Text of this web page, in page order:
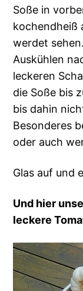
Soße in
kochendheiß
werdet
Auskühlen
leckeren
die Soße bis
bis dahin
Besonderes
oder auch
Glas auf und
Und hier
leckere